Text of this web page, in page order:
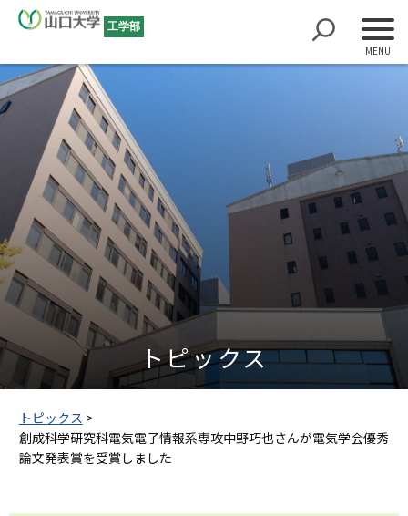
工学部
トピックス
トピックス >
創成科学研究科電気電子情報系専攻中野巧也さんが電気学会優秀
論文発表賞を受賞しました